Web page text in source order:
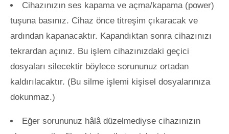
Cihazınızın ses kapama ve açma/kapama (power)
tuşuna basınız. Cihaz önce titreşim çıkaracak ve
ardından kapanacaktır. Kapandıktan sonra cihazınızı
tekrardan açınız. Bu işlem cihazınızdaki geçici
dosyaları silecektir böylece sorununuz ortadan
kaldırılacaktır. (Bu silme işlemi kişisel dosyalarınıza
dokunmaz.)
Eğer sorununuz hâlâ düzelmediyse cihazınızın